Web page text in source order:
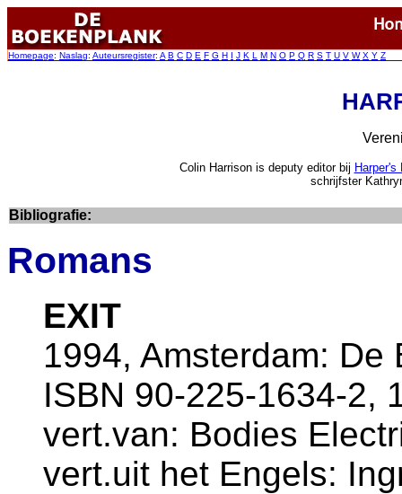
Homepage: Naslag: Auteursregister: A B C D E F G H I J K L M N O P Q R S T U V W X Y Z
Colin Harrison is deputy editor bij Harper's
schrijfster
Bibliografie:
Romans
EXIT
1994, Amsterdam:
ISBN 90-225-1634-2,
vert.van: Bodies
vert.uit het Engels: